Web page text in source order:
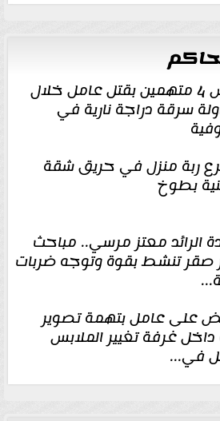
حبس 4 متهمين بقتل عامل خلال
سرقة دراجة نارية في
ربة منزل في حريق شقة
بطوخ
الرائد معتز مرسي.. مباحث
صقر تنشط بقوة وتوجه ضربات
على عامل بتهمة تصوير
داخل غرفة تغيير الملابس
في...